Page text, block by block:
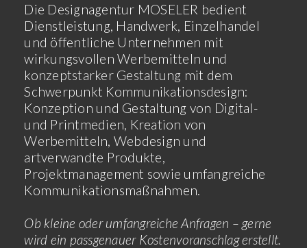
Die Designagentur MOSELER bedient
Dienstleistung, Handwerk, Einzelhandel
und öffentliche Unternehmen mit
wirkungsvollen Werbemitteln und
konzeptstarker Gestaltung mit dem
Schwerpunkt Kommunikationsdesign:
Konzeption und Gestaltung von Digital-
und Printmedien, Kreation von
Werbemitteln, Webdesign und
artverwandte Produkte,
Projektmanagement sowie umfangreiche
Kommunikationsmaßnahmen.
Ob kleine oder umfangreiche Anfragen – gerne
wird ein passgenauer Kostenvoranschlag erstellt.